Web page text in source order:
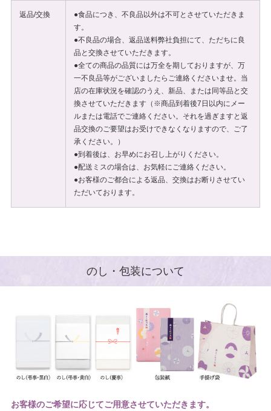
返品/交換
●食品につき、不良品以外は不可とさせていただきま
す。
●不良品の場合、返品送料弊社負担にて、ただちに良
品と交換させていただきます。
●全ての商品の品質には万全を期しておりますが、万
一不良品等がございましたらご連絡くださいませ。当
店の在庫状況を確認のうえ、新品、または同等品と交
換させていただきます（※商品到着後7日以内にメー
ルまたは電話でご連絡ください。それを過ぎますと返
品交換のご要望はお受けできなくなりますので、ご了
承ください。）
●到着後は、お早めにお召し上がりください。
●配送ミスの場合は、お気軽にご連絡ください。
●お客様のご都合による返品、交換はお断りさせてい
ただいております。
のし・包装について
お客様のご希望に応じてご用意させていただきます。